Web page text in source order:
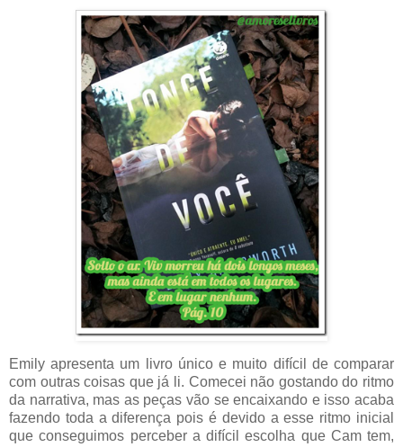
Emily apresenta um livro único e muito difícil de comparar
com outras coisas que já li. Comecei não gostando do ritmo
da narrativa, mas as peças vão se encaixando e isso acaba
fazendo toda a diferença pois é devido a esse ritmo inicial
que conseguimos perceber a difícil escolha que Cam tem,